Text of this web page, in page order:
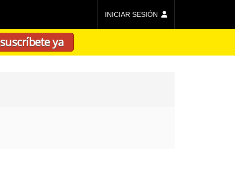
INICIAR SESIÓN
suscríbete ya